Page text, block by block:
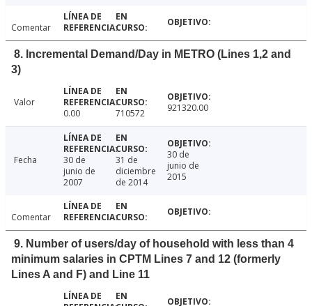
Comentar
8. Incremental Demand/Day in METRO (Lines 1,2 and
3)
Valor
0.00
710572 921320.00
Fecha
30 de
junio de
2007
31 de
diciembre
de 2014
30 de
junio de
2015
Comentar
9. Number of users/day of household with less than 4
minimum salaries in CPTM Lines 7 and 12 (formerly
Lines A and F) and Line 11